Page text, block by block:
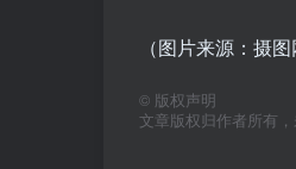
（图片来源：摄图
© 版权声明
文章版权归作者所有，